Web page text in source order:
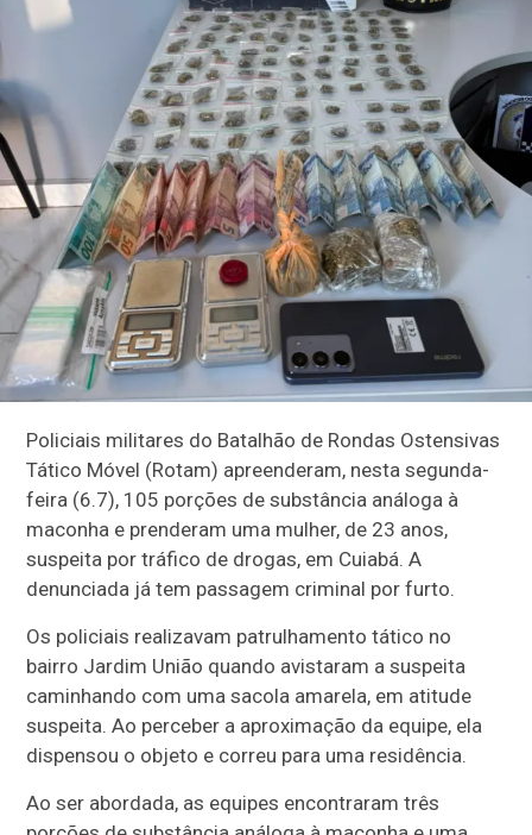
Policiais militares do Batalhão de Rondas Ostensivas
Tático Móvel (Rotam) apreenderam, nesta segunda-
feira (6.7), 105 porções de substância análoga à
maconha e prenderam uma mulher, de 23 anos,
suspeita por tráfico de drogas, em Cuiabá. A
denunciada já tem passagem criminal por furto.
Os policiais realizavam patrulhamento tático no
bairro Jardim União quando avistaram a suspeita
caminhando com uma sacola amarela, em atitude
suspeita. Ao perceber a aproximação da equipe, ela
dispensou o objeto e correu para uma residência.
Ao ser abordada, as equipes encontraram três